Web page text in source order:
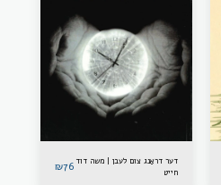
דער דראַנג צום לעבן | משה דוד
חייט
₪76